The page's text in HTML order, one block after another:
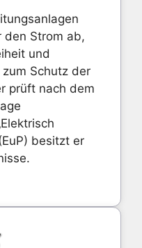
den Strom ab,
und
Schutz der
prüft nach dem
besitzt er